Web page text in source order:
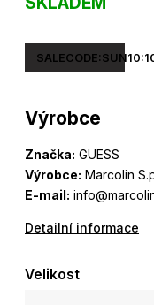
Výrobce
Značka: GUESS
Výrobce: Marcolin
E-mail:
Detailní informace
Velikost